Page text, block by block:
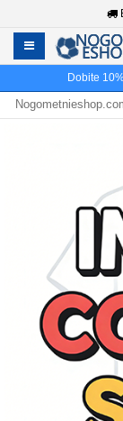
Dobite